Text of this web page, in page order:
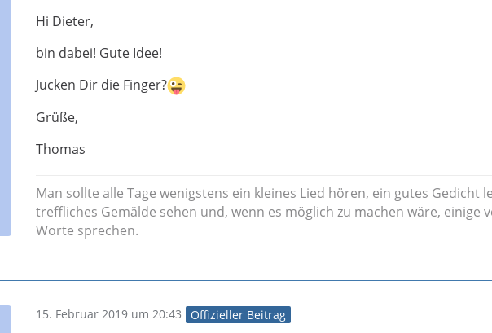
Hi Dieter,
bin dabei! Gute Idee!
Jucken Dir die Finger?
Grüße,
Thomas
Man sollte alle Tage wenigstens ein kleines Lied hören, ein gutes Gedicht
treffliches Gemälde sehen und, wenn es möglich zu machen wäre, einige
Worte sprechen.
15. Februar 2019 um 20:43 Offizieller Beitrag